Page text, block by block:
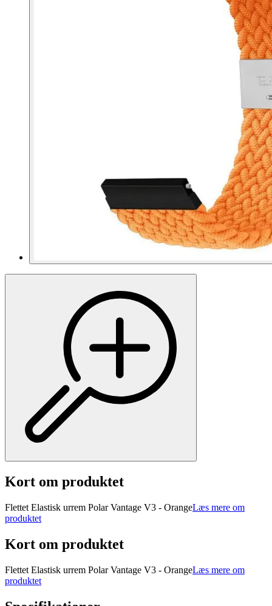
Kort om produktet
Flettet Elastisk urrem Polar Vantage V3 - OrangeLæs mere om
produktet
Kort om produktet
Flettet Elastisk urrem Polar Vantage V3 - OrangeLæs mere om
produktet